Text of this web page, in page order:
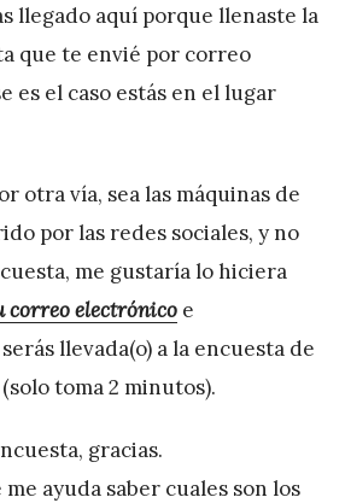
llegado aquí porque llenaste la
que te envié por correo
es el caso estás en el lugar
otra vía, sea las máquinas de
por las redes sociales, y no
me gustaría lo hiciera
correo electrónico e
llevada(o) a la encuesta de
toma 2 minutos).
gracias.
ayuda saber cuales son los